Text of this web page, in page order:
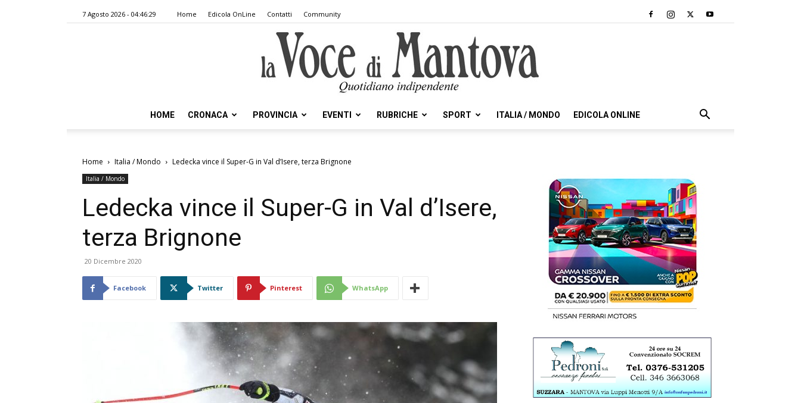
7 Agosto 2026 - 04:46:29 Home Edicola OnLine Contatti Community
Voce
Mantova
HOME CRONACA PROVINCIA EVENTI RUBRICHE SPORT ITALIA / MONDO EDICOLA ONLINE
Home Italia / Mondo Ledecka vince il Super-G in Val d’Isere, terza Brignone
Italia / Mondo
Ledecka vince il Super-G in Val d’Isere,
terza Brignone
20 Dicembre 2020
Facebook Twitter Pinterest WhatsApp